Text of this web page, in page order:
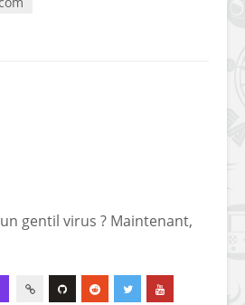
gentil virus ? Maintenant,